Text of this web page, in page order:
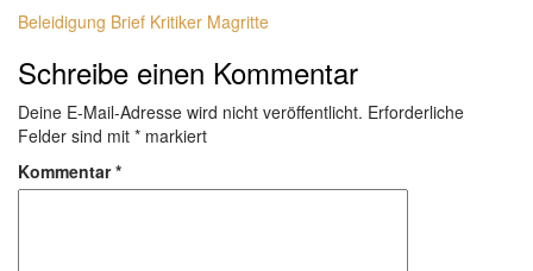
Beleidigung Brief Kritiker Magritte
Schreibe einen Kommentar
Deine E-Mail-Adresse wird nicht veröffentlicht. Erforderliche
Felder sind mit * markiert
Kommentar*